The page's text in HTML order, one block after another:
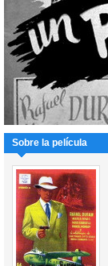
Sobre la película